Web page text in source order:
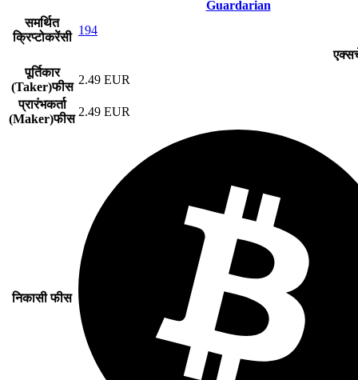
Guardarian
समर्थित
क्रिप्टोकरेंसी
194
पूर्तिकार
(Taker)फीस
2.49 EUR
प्रारंभकर्ता
(Maker)फीस
2.49 EUR
निकासी फीस